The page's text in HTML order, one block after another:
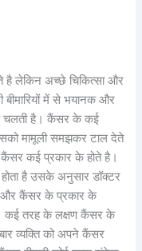
है लेकिन अच्छे चिकित्सा और
में से भयानक और
चलती है। कैंसर के कई
मामूली समझकर टाल देते
कई प्रकार के होते है।
है उसके अनुसार डॉक्टर
कैंसर के प्रकार के
कई तरह के लक्षण कैंसर के
व्यक्ति को अपने कैंसर